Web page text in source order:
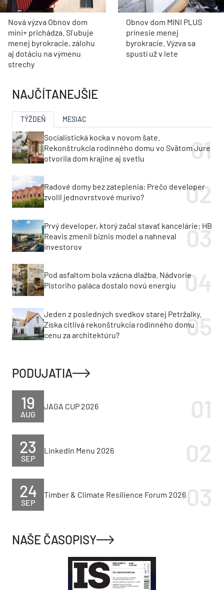
Nová výzva Obnov dom
mini+ prichádza. Sľubuje
menej byrokracie, zálohu
aj dotáciu na výmenu
strechy
Obnov dom MINI PLUS
prinesie menej
byrokracie. Výzva sa
spustí už v lete
NAJČÍTANEJŠIE
TÝŽDEŇ MESIAC
Socialistická kocka v novom šate.
Rekonštrukcia rodinného domu vo Svätom Jure
otvorila dom krajine aj svetlu
Radové domy bez zateplenia: Prečo developer
zvolil jednovrstvové murivo?
Prvý developer, ktorý začal stavať kancelárie: HB
Reavis zmenil biznis model a nahneval
investorov
Pod asfaltom bola vzácna dlažba. Nádvorie
Pistoriho paláca dostalo novú energiu
Jeden z posledných svedkov starej Petržalky.
Získa citlivá rekonštrukcia rodinného domu
cenu za architektúru?
PODUJATIA
AUG
19 JAGA CUP 2026
SEP
23 LinkedIn Menu 2026
SEP
24 Timber & Climate Resilience Forum 2026
NAŠE ČASOPISY